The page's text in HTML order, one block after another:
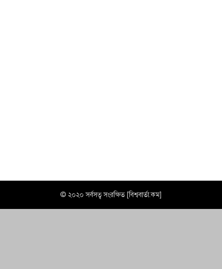
© ২০২০ সর্বসত্ব সংরক্ষিত [বিশ্ববার্তা.কম]